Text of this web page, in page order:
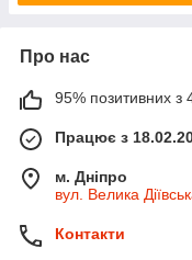
Про нас
95% позитивних з
Працює з
м. Дніпро
вул. Велика
Контакти